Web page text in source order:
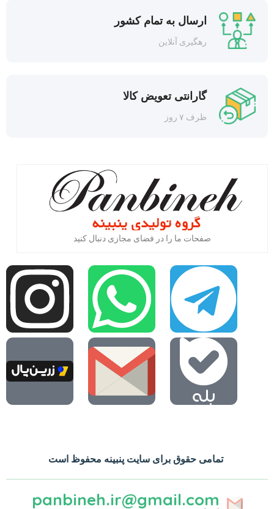
ارسال به تمام کشور
رهگیری آنلاین
گارانتی تعویض کالا
ظرف ۷ روز
صفحات ما را در فضای مجازی دنبال کنید
تمامی حقوق برای سایت پنبینه محفوظ است
panbineh.ir@gmail.com